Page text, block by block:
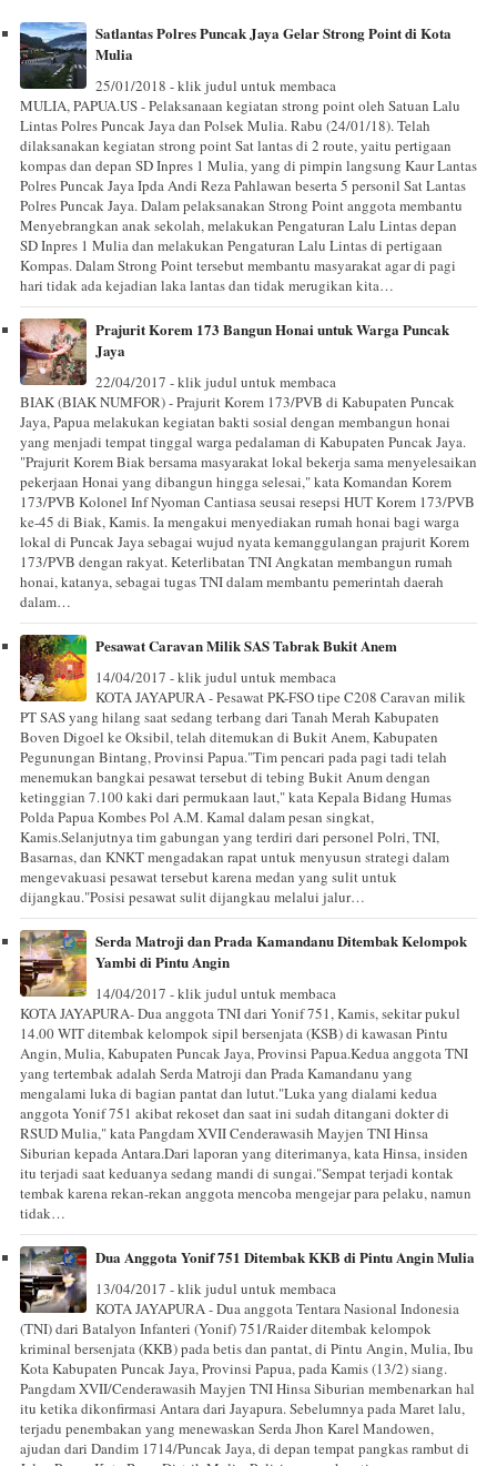
Satlantas Polres Puncak Jaya Gelar Strong Point di Kota
Mulia
25/01/2018 - klik judul untuk membaca
MULIA, PAPUA.US - Pelaksanaan kegiatan strong point oleh Satuan Lalu
Lintas Polres Puncak Jaya dan Polsek Mulia. Rabu (24/01/18). Telah
dilaksanakan kegiatan strong point Sat lantas di 2 route, yaitu pertigaan
kompas dan depan SD Inpres 1 Mulia, yang di pimpin langsung Kaur Lantas
Polres Puncak Jaya Ipda Andi Reza Pahlawan beserta 5 personil Sat Lantas
Polres Puncak Jaya. Dalam pelaksanakan Strong Point anggota membantu
Menyebrangkan anak sekolah, melakukan Pengaturan Lalu Lintas depan
SD Inpres 1 Mulia dan melakukan Pengaturan Lalu Lintas di pertigaan
Kompas. Dalam Strong Point tersebut membantu masyarakat agar di pagi
hari tidak ada kejadian laka lantas dan tidak merugikan kita…
Prajurit Korem 173 Bangun Honai untuk Warga Puncak
Jaya
22/04/2017 - klik judul untuk membaca
BIAK (BIAK NUMFOR) - Prajurit Korem 173/PVB di Kabupaten Puncak
Jaya, Papua melakukan kegiatan bakti sosial dengan membangun honai
yang menjadi tempat tinggal warga pedalaman di Kabupaten Puncak Jaya.
"Prajurit Korem Biak bersama masyarakat lokal bekerja sama menyelesaikan
pekerjaan Honai yang dibangun hingga selesai," kata Komandan Korem
173/PVB Kolonel Inf Nyoman Cantiasa seusai resepsi HUT Korem 173/PVB
ke-45 di Biak, Kamis. Ia mengakui menyediakan rumah honai bagi warga
lokal di Puncak Jaya sebagai wujud nyata kemanggulangan prajurit Korem
173/PVB dengan rakyat. Keterlibatan TNI Angkatan membangun rumah
honai, katanya, sebagai tugas TNI dalam membantu pemerintah daerah
dalam…
Pesawat Caravan Milik SAS Tabrak Bukit Anem
14/04/2017 - klik judul untuk membaca
KOTA JAYAPURA - Pesawat PK-FSO tipe C208 Caravan milik
PT SAS yang hilang saat sedang terbang dari Tanah Merah Kabupaten
Boven Digoel ke Oksibil, telah ditemukan di Bukit Anem, Kabupaten
Pegunungan Bintang, Provinsi Papua."Tim pencari pada pagi tadi telah
menemukan bangkai pesawat tersebut di tebing Bukit Anum dengan
ketinggian 7.100 kaki dari permukaan laut," kata Kepala Bidang Humas
Polda Papua Kombes Pol A.M. Kamal dalam pesan singkat,
Kamis.Selanjutnya tim gabungan yang terdiri dari personel Polri, TNI,
Basarnas, dan KNKT mengadakan rapat untuk menyusun strategi dalam
mengevakuasi pesawat tersebut karena medan yang sulit untuk
dijangkau."Posisi pesawat sulit dijangkau melalui jalur…
Serda Matroji dan Prada Kamandanu Ditembak Kelompok
Yambi di Pintu Angin
14/04/2017 - klik judul untuk membaca
KOTA JAYAPURA- Dua anggota TNI dari Yonif 751, Kamis, sekitar pukul
14.00 WIT ditembak kelompok sipil bersenjata (KSB) di kawasan Pintu
Angin, Mulia, Kabupaten Puncak Jaya, Provinsi Papua.Kedua anggota TNI
yang tertembak adalah Serda Matroji dan Prada Kamandanu yang
mengalami luka di bagian pantat dan lutut."Luka yang dialami kedua
anggota Yonif 751 akibat rekoset dan saat ini sudah ditangani dokter di
RSUD Mulia," kata Pangdam XVII Cenderawasih Mayjen TNI Hinsa
Siburian kepada Antara.Dari laporan yang diterimanya, kata Hinsa, insiden
itu terjadi saat keduanya sedang mandi di sungai."Sempat terjadi kontak
tembak karena rekan-rekan anggota mencoba mengejar para pelaku, namun
tidak…
Dua Anggota Yonif 751 Ditembak KKB di Pintu Angin Mulia
13/04/2017 - klik judul untuk membaca
KOTA JAYAPURA - Dua anggota Tentara Nasional Indonesia
(TNI) dari Batalyon Infanteri (Yonif) 751/Raider ditembak kelompok
kriminal bersenjata (KKB) pada betis dan pantat, di Pintu Angin, Mulia, Ibu
Kota Kabupaten Puncak Jaya, Provinsi Papua, pada Kamis (13/2) siang.
Pangdam XVII/Cenderawasih Mayjen TNI Hinsa Siburian membenarkan hal
itu ketika dikonfirmasi Antara dari Jayapura. Sebelumnya pada Maret lalu,
terjadu penembakan yang menewaskan Serda Jhon Karel Mandowen,
ajudan dari Dandim 1714/Puncak Jaya, di depan tempat pangkas rambut di